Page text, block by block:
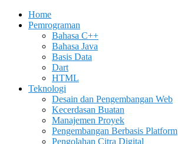
Home
Pemrograman
Bahasa C++
Bahasa Java
Basis Data
Dart
HTML
Teknologi
Desain dan Pengembangan Web
Kecerdasan Buatan
Manajemen Proyek
Pengembangan Berbasis Platform
Pengolahan Citra Digital